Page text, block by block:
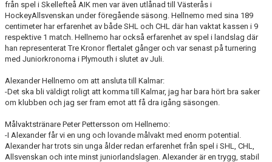
från spel i Skellefteå AIK men var även utlånad till Västerås i
HockeyAllsvenskan under föregående säsong. Hellnemo med sina 189
centimeter har erfarenhet av både SHL och CHL där han vaktat kassen i 9
respektive 1 match. Hellnemo har också erfarenhet av spel i landslag där
han representerat Tre Kronor flertalet gånger och var senast på turnering
med Juniorkronorna i Plymouth i slutet av Juli.
Alexander Hellnemo om att ansluta till Kalmar:
-Det ska bli väldigt roligt att komma till Kalmar, jag har bara hört bra saker
om klubben och jag ser fram emot att få dra igång säsongen.
Målvaktstränare Peter Pettersson om Hellnemo:
-I Alexander får vi en ung och lovande målvakt med enorm potential.
Alexander har trots sin unga ålder redan erfarenhet från spel i SHL, CHL,
Allsvenskan och inte minst juniorlandslagen. Alexander är en trygg, stabil